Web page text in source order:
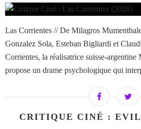
Las Corrientes // De Milagros
Gonzalez Sola, Esteban Bigliardi et
Corrientes, la réalisatrice suisse-
propose un drame psychologique qui
CRITIQUE CINÉ : EVIL